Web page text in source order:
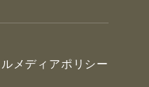
メディアポリシー